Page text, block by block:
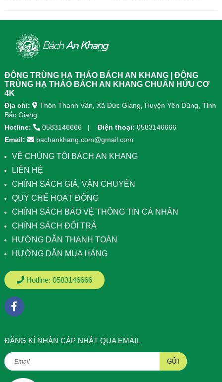
tiêu hóa, ngủ ngon, giảm mệt mỏi.
Sản phẩm được sản xuất tại nhà
máy đạt chuẩn GMP, sử dụng công
giúp hấp thu nhanh và hiệu quả
hơn.
ĐÔNG TRÙNG HẠ THẢO BÁCH AN KHANG | ĐÔNG
TRÙNG HẠ THẢO BÁCH AN KHANG CHUẨN HỮU CƠ
4K
Địa chỉ:
Thôn Thanh Vân, Xã Đức Giang, Huyện Yên Dũng, Tỉnh
Bắc Giang
Hotline:
0583146666 Điện thoại: 0583146666
Email:
bachankhang.com@gmail.com
VỀ CHÚNG TÔI BÁCH AN KHANG
LIÊN HỆ
CHÍNH SÁCH GIÁ, VẬN CHUYỂN
QUY CHẾ HOẠT ĐỘNG
CHÍNH SÁCH BẢO VỆ THÔNG TIN CÁ NHÂN
CHÍNH SÁCH ĐỔI TRẢ
HƯỚNG DẪN THANH TOÁN
HƯỚNG DẪN MUA HÀNG
Hotline: 0583146666
ÐĂNG KÍ NHẬN CẬP NHẬT QUA EMAIL
GỬI